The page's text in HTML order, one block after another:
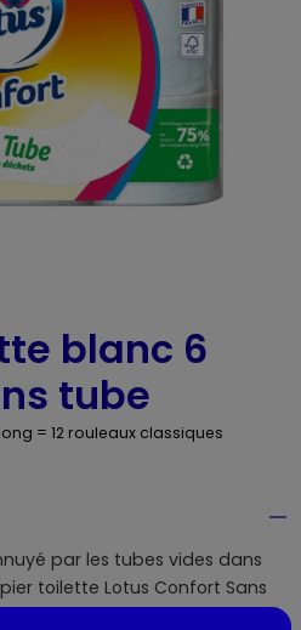
blanc 6
tube
= 12 rouleaux classiques
par les tubes vides dans
toilette Lotus Confort Sans
qu'à le placer sur votre